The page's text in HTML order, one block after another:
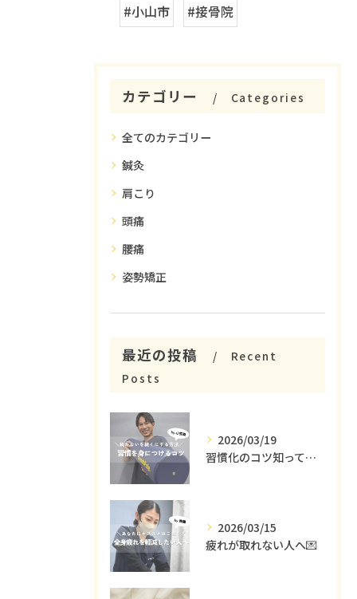
#小山市 #接骨院
カテゴリー Categories
全てのカテゴリー
鍼灸
肩こり
頭痛
腰痛
姿勢矯正
最近の投稿
Recent
Posts
2026/03/19
習慣化のコツ知ってる😳？
2026/03/15
疲れが取れない人へ💌